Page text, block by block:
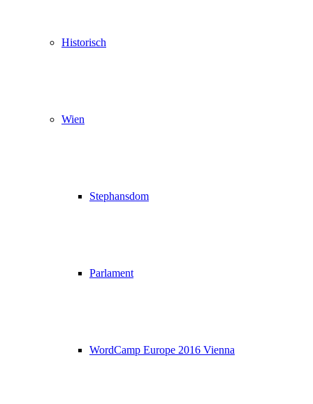
Historisch
Wien
Stephansdom
Parlament
WordCamp Europe 2016 Vienna